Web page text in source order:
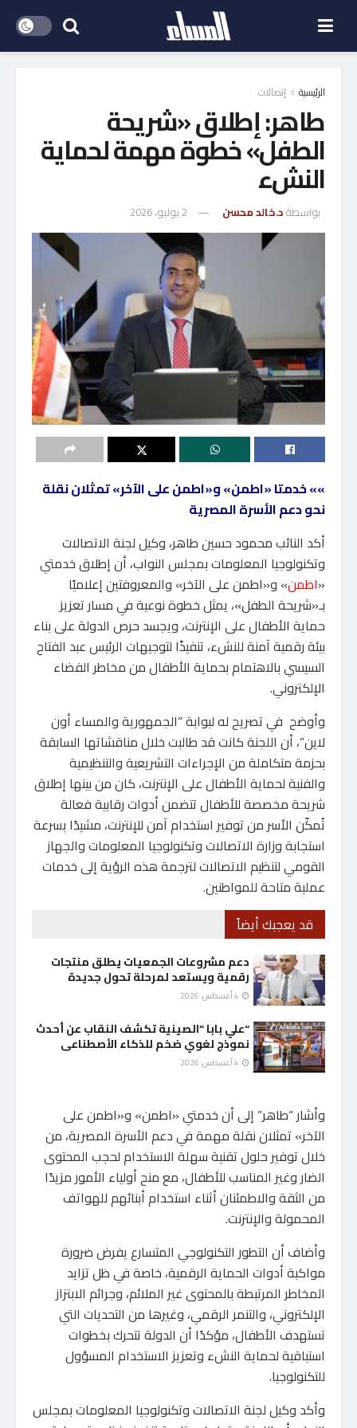
الرئيسية إتصالات
طاهر: إطلاق «شريحة
الطفل» خطوة مهمة لحماية
النشء
بواسطةد.خالد محسن 2 يوليو، 2026
»» خدمتا «اطمن» و«اطمن على الآخر» تمثلان نقلة
نحو دعم الأسرة المصرية
أكد النائب محمود حسين طاهر، وكيل لجنة الاتصالات
وتكنولوجيا المعلومات بمجلس النواب، أن إطلاق خدمتي
«اطمن» و«اطمن على الآخر» والمعروفتين إعلاميًا
بـ«شريحة الطفل»، يمثل خطوة نوعية في مسار تعزيز
حماية الأطفال على الإنترنت، ويجسد حرص الدولة على بناء
بيئة رقمية آمنة للنشء، تنفيذًا لتوجيهات الرئيس عبد الفتاح
السيسي بالاهتمام بحماية الأطفال من مخاطر الفضاء
الإلكتروني.
وأوضح في تصريح له لبوابة “الجمهورية والمساء أون
لاين”، أن اللجنة كانت قد طالبت خلال مناقشاتها السابقة
بحزمة متكاملة من الإجراءات التشريعية والتنظيمية
والفنية لحماية الأطفال على الإنترنت، كان من بينها إطلاق
شريحة مخصصة للأطفال تتضمن أدوات رقابية فعالة
تُمكّن الأسر من توفير استخدام آمن للإنترنت، مشيدًا بسرعة
استجابة وزارة الاتصالات وتكنولوجيا المعلومات والجهاز
القومي لتنظيم الاتصالات لترجمة هذه الرؤية إلى خدمات
عملية متاحة للمواطنين.
قد يعجبك أيضاً
دعم مشروعات الجمعيات يطلق منتجات
رقمية ويستعد لمرحلة تحول جديدة
“علي بابا “الصينية تكشف النقاب عن أحدث
نموذج لغوي ضخم للذكاء الأصطناعى
وأشار “طاهر” إلى أن خدمتي «اطمن» و«اطمن على
الآخر» تمثلان نقلة مهمة في دعم الأسرة المصرية، من
خلال توفير حلول تقنية سهلة الاستخدام لحجب المحتوى
الضار وغير المناسب للأطفال، مع منح أولياء الأمور مزيدًا
من الثقة والاطمئنان أثناء استخدام أبنائهم للهواتف
المحمولة والإنترنت.
وأضاف أن التطور التكنولوجي المتسارع يفرض ضرورة
مواكبة أدوات الحماية الرقمية، خاصة في ظل تزايد
المخاطر المرتبطة بالمحتوى غير الملائم، وجرائم الابتزاز
الإلكتروني، والتنمر الرقمي، وغيرها من التحديات التي
تستهدف الأطفال، مؤكدًا أن الدولة تتحرك بخطوات
استباقية لحماية النشء وتعزيز الاستخدام المسؤول
للتكنولوجيا.
وأكد وكيل لجنة الاتصالات وتكنولوجيا المعلومات بمجلس